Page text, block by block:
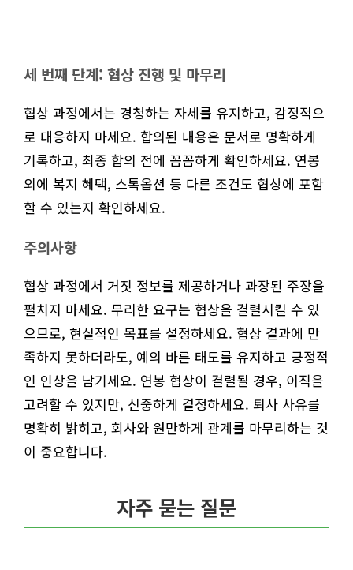
세 번째 단계: 협상 진행 및 마무리
협상 과정에서는 경청하는 자세를 유지하고, 감정적으
로 대응하지 마세요. 합의된 내용은 문서로 명확하게
기록하고, 최종 합의 전에 꼼꼼하게 확인하세요. 연봉
외에 복지 혜택, 스톡옵션 등 다른 조건도 협상에 포함
할 수 있는지 확인하세요.
주의사항
협상 과정에서 거짓 정보를 제공하거나 과장된 주장을
펼치지 마세요. 무리한 요구는 협상을 결렬시킬 수 있
으므로, 현실적인 목표를 설정하세요. 협상 결과에 만
족하지 못하더라도, 예의 바른 태도를 유지하고 긍정적
인 인상을 남기세요. 연봉 협상이 결렬될 경우, 이직을
고려할 수 있지만, 신중하게 결정하세요. 퇴사 사유를
명확히 밝히고, 회사와 원만하게 관계를 마무리하는 것
이 중요합니다.
자주 묻는 질문